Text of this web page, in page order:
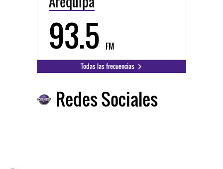
93.5 FM
Todas las frecuencias
Redes Sociales